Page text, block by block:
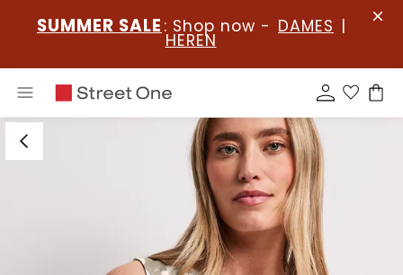
SUMMER SALE : Shop now - DAMES |
HEREN